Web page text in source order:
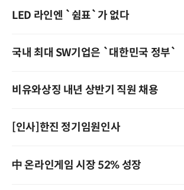
LED 라인엔 `쉼표`가 없다
국내 최대 SW기업은 `대한민국 정부`
비유와상징 내년 상반기 직원 채용
[인사]한진 정기임원인사
中 온라인게임 시장 52% 성장